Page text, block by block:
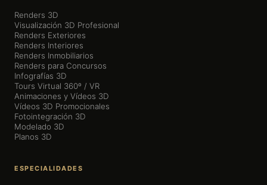
Renders 3D
Visualización 3D Profesional
Renders Exteriores
Renders Interiores
Renders Inmobiliarios
Renders para Concursos
Infografías 3D
Tours Virtual 360º / VR
Animaciones y Vídeos 3D
Vídeos 3D Promocionales
Fotointegración 3D
Modelado 3D
Planos 3D
ESPECIALIDADES